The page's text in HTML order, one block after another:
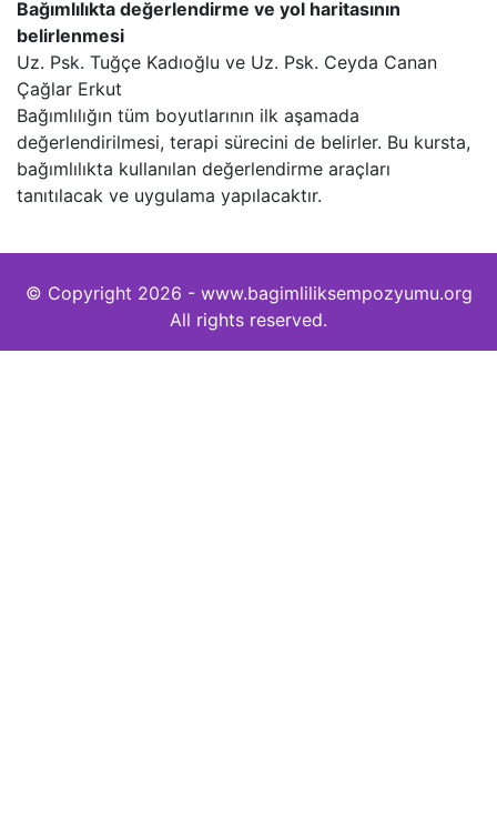
Bağımlılıkta değerlendirme ve yol haritasının
belirlenmesi
Uz. Psk. Tuğçe Kadıoğlu ve Uz. Psk. Ceyda Canan
Çağlar Erkut
Bağımlılığın tüm boyutlarının ilk aşamada
değerlendirilmesi, terapi sürecini de belirler. Bu kursta,
bağımlılıkta kullanılan değerlendirme araçları
tanıtılacak ve uygulama yapılacaktır.
© Copyright 2026 - www.bagimliliksempozyumu.org
All rights reserved.